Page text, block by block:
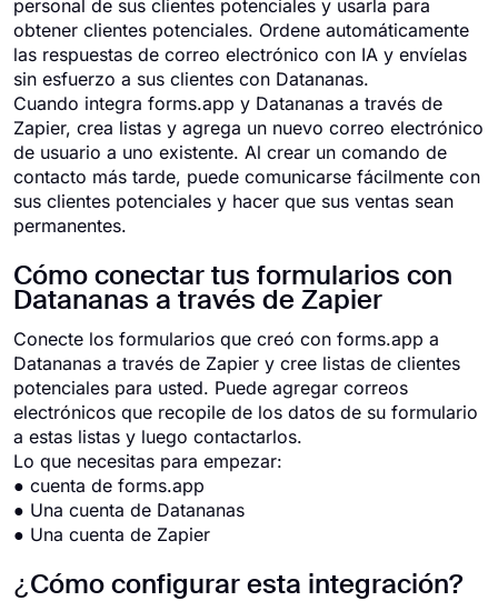
personal de sus clientes potenciales y usarla para
obtener clientes potenciales. Ordene automáticamente
las respuestas de correo electrónico con IA y envíelas
sin esfuerzo a sus clientes con Datananas.
Cuando integra forms.app y Datananas a través de
Zapier, crea listas y agrega un nuevo correo electrónico
de usuario a uno existente. Al crear un comando de
contacto más tarde, puede comunicarse fácilmente con
sus clientes potenciales y hacer que sus ventas sean
permanentes.
Cómo conectar tus formularios con
Datananas a través de Zapier
Conecte los formularios que creó con forms.app a
Datananas a través de Zapier y cree listas de clientes
potenciales para usted. Puede agregar correos
electrónicos que recopile de los datos de su formulario
a estas listas y luego contactarlos.
Lo que necesitas para empezar:
● cuenta de forms.app
● Una cuenta de Datananas
● Una cuenta de Zapier
¿Cómo configurar esta integración?